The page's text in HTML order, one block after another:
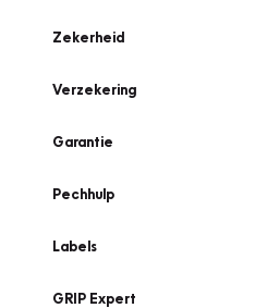
Zekerheid
Verzekering
Garantie
Pechhulp
Labels
GRIP Expert